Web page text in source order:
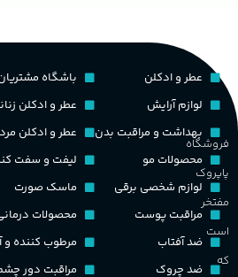
لیتر)
پخش بو
کشور مبدا برند
طبع
چوبی
PA_بخش-بو
فروشگاه
پاپروک
مفتخر
است
که
عطر و ادکلن
لوازم آرایش
بهداشت و مراقبت بدن
محصولات مو
لوازم شخصی برقی
مراقبت پوست
ضد آفتاب
ضد چروک
باشگاه
عطر و ادکلن
عطر و ادکلن
لیفت و سفت
ماسک صورت
محصولات
مرطوب کننده و
مراقبت دور